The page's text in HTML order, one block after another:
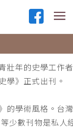
壯年的史學工作
》正式出刊。
的學術風格。台
少數刊物是私人